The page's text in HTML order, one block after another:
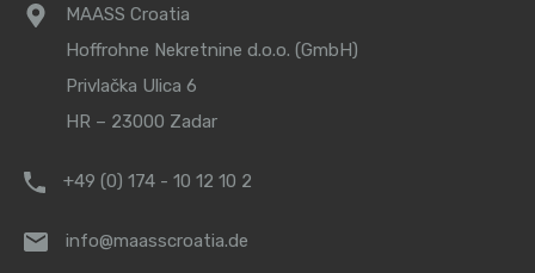
MAASS Croatia
Hoffrohne Nekretnine d.o.o. (GmbH)
Privlačka Ulica 6
HR – 23000 Zadar
+49 (0) 174 - 10 12 10 2
info@maasscroatia.de